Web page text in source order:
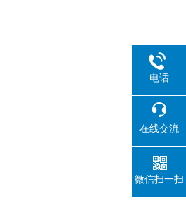
电话
在线交流
微信扫一扫